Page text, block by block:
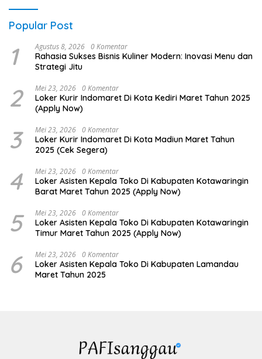
Popular Post
1 Agustus 8, 2026 0 Komentar
Rahasia Sukses Bisnis Kuliner Modern: Inovasi Menu dan
Strategi Jitu
2 Mei 23, 2026 0 Komentar
Loker Kurir Indomaret Di Kota Kediri Maret Tahun 2025
(Apply Now)
3 Mei 23, 2026 0 Komentar
Loker Kurir Indomaret Di Kota Madiun Maret Tahun
2025 (Cek Segera)
4 Mei 23, 2026 0 Komentar
Loker Asisten Kepala Toko Di Kabupaten Kotawaringin
Barat Maret Tahun 2025 (Apply Now)
5 Mei 23, 2026 0 Komentar
Loker Asisten Kepala Toko Di Kabupaten Kotawaringin
Timur Maret Tahun 2025 (Apply Now)
6 Mei 23, 2026 0 Komentar
Loker Asisten Kepala Toko Di Kabupaten Lamandau
Maret Tahun 2025